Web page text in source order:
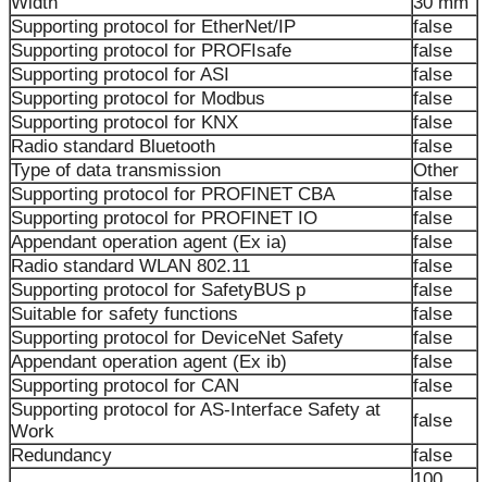
Supporting protocol for EtherNet/IP
false
Supporting protocol for PROFIsafe
false
Supporting protocol for ASI
false
Supporting protocol for Modbus
false
Supporting protocol for KNX
false
Radio standard Bluetooth
false
Type of data transmission
Other
Supporting protocol for PROFINET CBA
false
Supporting protocol for PROFINET IO
false
Appendant operation agent (Ex ia)
false
Radio standard WLAN 802.11
false
Supporting protocol for SafetyBUS p
false
Suitable for safety functions
false
Supporting protocol for DeviceNet Safety
false
Appendant operation agent (Ex ib)
false
Supporting protocol for CAN
false
Supporting protocol for AS-Interface Safety at
Work
false
Redundancy
false